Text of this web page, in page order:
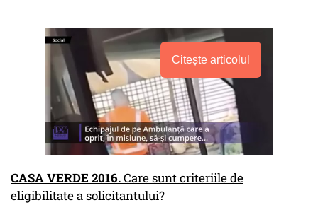
Citește articolul
CASA VERDE 2016.Care sunt criteriile de
eligibilitate a solicitantului?